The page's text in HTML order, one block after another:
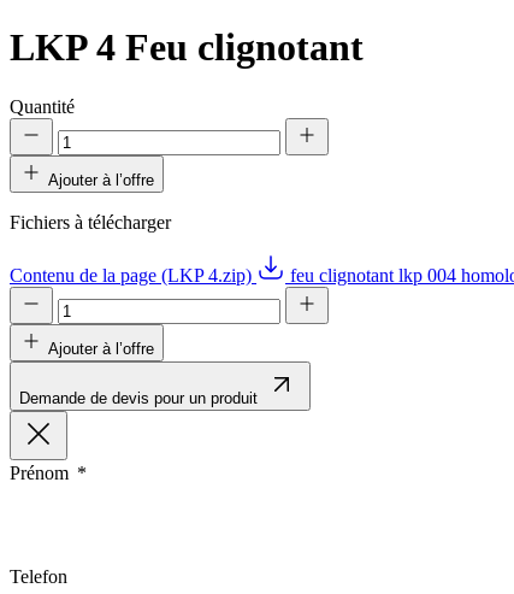
LKP 4 Feu clignotant
Quantité
Ajouter à l’offre
Fichiers à télécharger
Contenu de la page (LKP 4.zip) feu clignotant lkp 004
Ajouter à l’offre
Demande de devis pour un produit
Prénom
Telefon